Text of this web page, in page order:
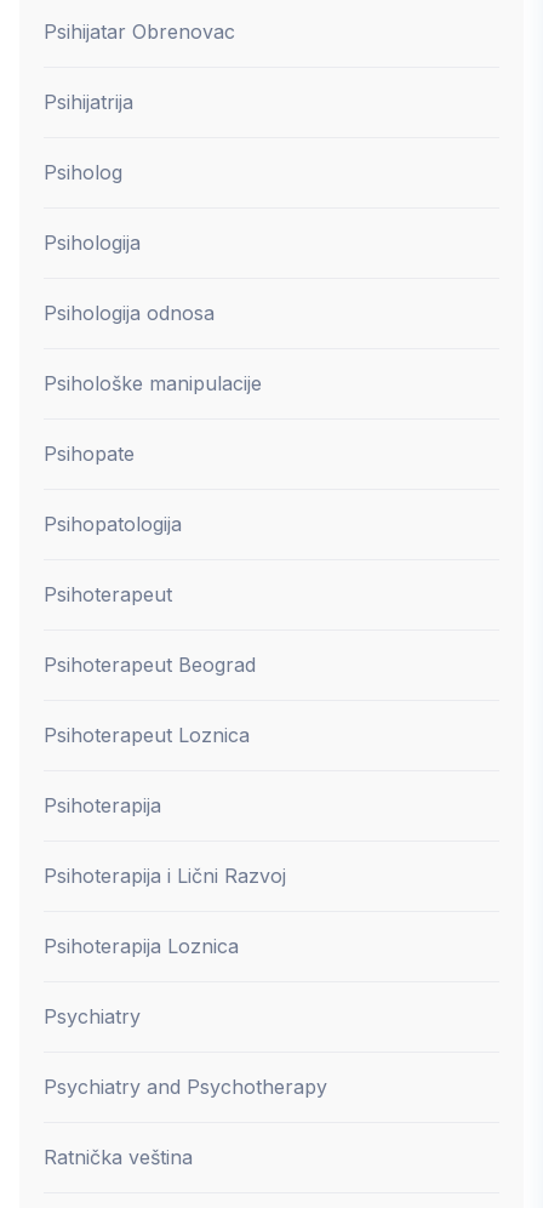
Psihijatar Obrenovac
Psihijatrija
Psiholog
Psihologija
Psihologija odnosa
Psihološke manipulacije
Psihopate
Psihopatologija
Psihoterapeut
Psihoterapeut Beograd
Psihoterapeut Loznica
Psihoterapija
Psihoterapija i Lični Razvoj
Psihoterapija Loznica
Psychiatry
Psychiatry and Psychotherapy
Ratnička veština